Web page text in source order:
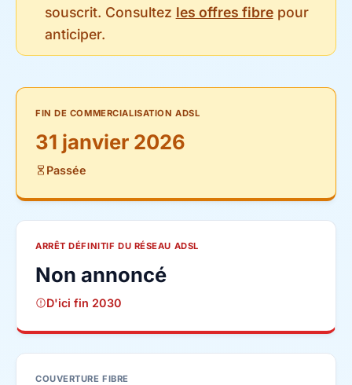
souscrit. Consultez les offres fibrepour
anticiper.
FIN DE COMMERCIALISATION ADSL
31 janvier 2026
Passée
ARRÊT DÉFINITIF DU RÉSEAU ADSL
Non annoncé
D'ici fin 2030
COUVERTURE FIBRE